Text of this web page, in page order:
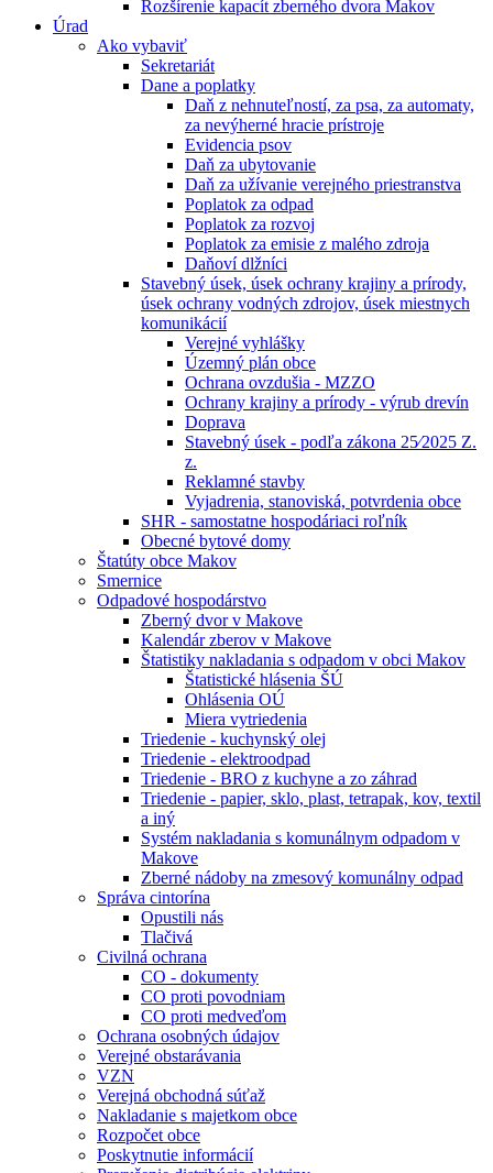
Rozšírenie kapacít zberného dvora Makov
Úrad
Ako vybaviť
Sekretariát
Dane a poplatky
Daň z nehnuteľností, za psa, za automaty,
za nevýherné hracie prístroje
Evidencia psov
Daň za ubytovanie
Daň za užívanie verejného priestranstva
Poplatok za odpad
Poplatok za rozvoj
Poplatok za emisie z malého zdroja
Daňoví dlžníci
Stavebný úsek, úsek ochrany krajiny a prírody,
úsek ochrany vodných zdrojov, úsek miestnych
komunikácií
Verejné vyhlášky
Územný plán obce
Ochrana ovzdušia - MZZO
Ochrany krajiny a prírody - výrub drevín
Doprava
Stavebný úsek - podľa zákona 25⁄2025 Z.
z.
Reklamné stavby
Vyjadrenia, stanoviská, potvrdenia obce
SHR - samostatne hospodáriaci roľník
Obecné bytové domy
Štatúty obce Makov
Smernice
Odpadové hospodárstvo
Zberný dvor v Makove
Kalendár zberov v Makove
Štatistiky nakladania s odpadom v obci Makov
Štatistické hlásenia ŠÚ
Ohlásenia OÚ
Miera vytriedenia
Triedenie - kuchynský olej
Triedenie - elektroodpad
Triedenie - BRO z kuchyne a zo záhrad
Triedenie - papier, sklo, plast, tetrapak, kov, textil
a iný
Systém nakladania s komunálnym odpadom v
Makove
Zberné nádoby na zmesový komunálny odpad
Správa cintorína
Opustili nás
Tlačivá
Civilná ochrana
CO - dokumenty
CO proti povodniam
CO proti medveďom
Ochrana osobných údajov
Verejné obstarávania
VZN
Verejná obchodná súťaž
Nakladanie s majetkom obce
Rozpočet obce
Poskytnutie informácií